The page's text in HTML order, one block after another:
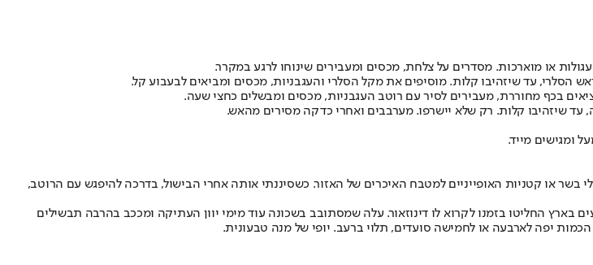
או מוארכות. מסדרים על צלחת, מכסים ומעבירים שינוחו לרגע במקרר.
ומגישים מייד.
בשר או קטניות האופייניים למטבח האיכרים של האזור. כשסיננתי אותה אחרי הבישול, בדרכה להיפגש עם הרוטב,
החליטו בזמנו לקרוא לו דינוזאור. עלה שמסתובב בשכונה עוד מימי יוון העתיקה ומככב בהרבה תבשילים
יפה לארבעה או לחמישה סועדים, תלוי ברעב. יופי של מנה טבעונית.